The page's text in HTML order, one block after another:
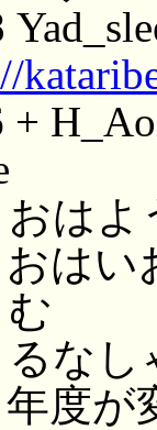
+
おはよ
はい
るなし
度が